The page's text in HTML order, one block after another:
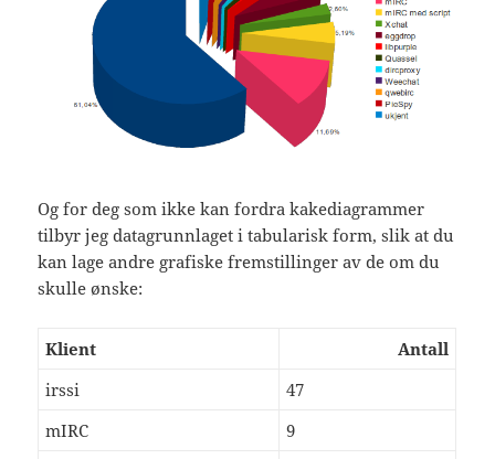
Og for deg som ikke kan fordra kakediagrammer
tilbyr jeg datagrunnlaget i tabularisk form, slik at du
kan lage andre grafiske fremstillinger av de om du
skulle ønske:
Klient
Antall
irssi
47
mIRC
9